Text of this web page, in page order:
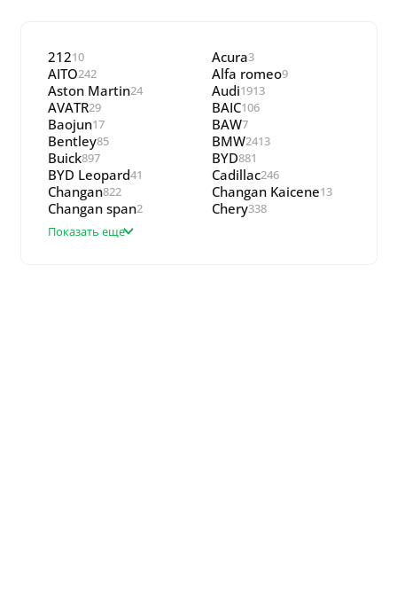
21210 Acura3
AITO242 Alfa romeo9
Aston Martin24 Audi1913
AVATR29 BAIC106
Baojun17 BAW7
Bentley85 BMW2413
Buick897 BYD881
BYD Leopard41 Cadillac246
Changan822 Changan Kaicene13
Changan span2 Chery338
Показать еще